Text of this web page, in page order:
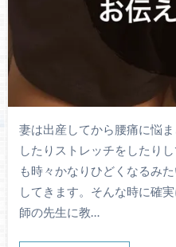
妻は出産してから腰痛に悩
したりストレッチをしたり
も時々かなりひどくなるみ
してきます。そんな時に確
師の先生に教…